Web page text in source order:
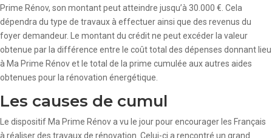
Prime Rénov, son montant peut atteindre jusqu’à 30.000 €. Cela
dépendra du type de travaux à effectuer ainsi que des revenus du
foyer demandeur. Le montant du crédit ne peut excéder la valeur
obtenue par la différence entre le coût total des dépenses donnant lieu
à Ma Prime Rénov et le total de la prime cumulée aux autres aides
obtenues pour la rénovation énergétique.
Les causes de cumul
Le dispositif Ma Prime Rénov a vu le jour pour encourager les Français
à réaliser des travaux de rénovation. Celui-ci a rencontré un grand